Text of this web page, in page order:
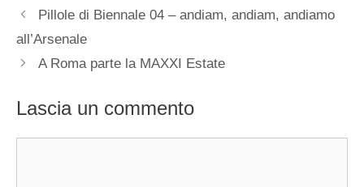
Pillole di Biennale 04 – andiam, andiam, andiamo
all’Arsenale
A Roma parte la MAXXI Estate
Lascia un commento